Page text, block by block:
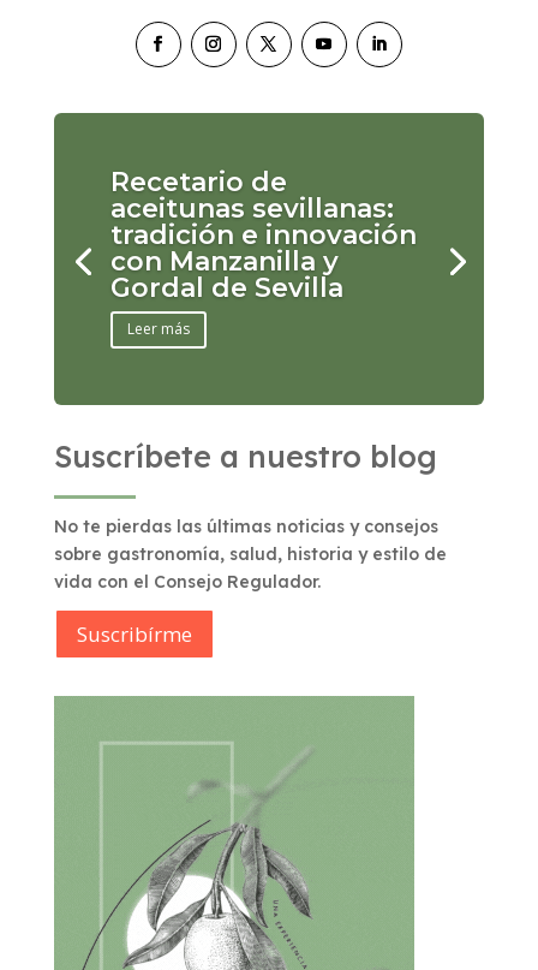
Recetario de
aceitunas sevillanas:
tradición e innovación
con Manzanilla y
Gordal de Sevilla
Leer más
Suscríbete a nuestro blog
No te pierdas las últimas noticias y consejos
sobre gastronomía, salud, historia y estilo de
vida con el Consejo Regulador.
Suscribírme